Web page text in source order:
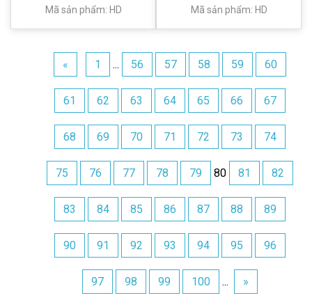
Mã sản phẩm: HD Mã sản phẩm: HD
« 1 ... 56 57 58 59 60
61 62 63 64 65 66 67
68 69 70 71 72 73 74
75 76 77 78 79 80 81 82
83 84 85 86 87 88 89
90 91 92 93 94 95 96
97 98 99 100 ... »